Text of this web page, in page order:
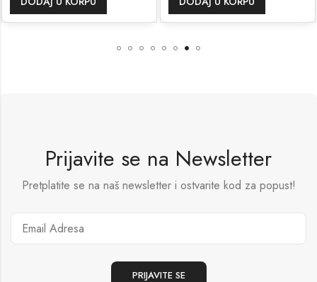
Prijavite se na Newsletter
Pretplatite se na naš newsletter i ostvarite kod za popust!